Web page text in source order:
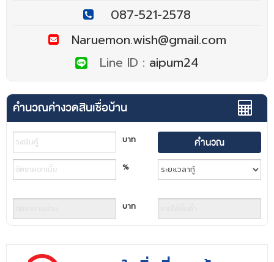
087-521-2578
Naruemon.wish@gmail.com
Line ID : aipum24
คำนวณค่างวดสินเชื่อบ้าน
บาท
%
บาท